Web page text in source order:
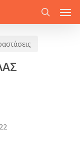
search